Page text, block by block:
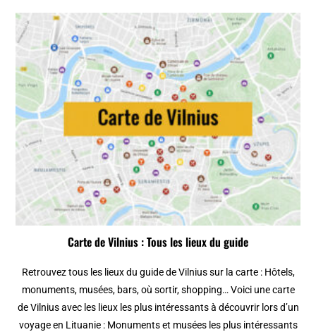
Carte de Vilnius : Tous les lieux du guide
Retrouvez tous les lieux du guide de Vilnius sur la carte : Hôtels,
monuments, musées, bars, où sortir, shopping… Voici une carte
de Vilnius avec les lieux les plus intéressants à découvrir lors d’un
voyage en Lituanie : Monuments et musées les plus intéressants